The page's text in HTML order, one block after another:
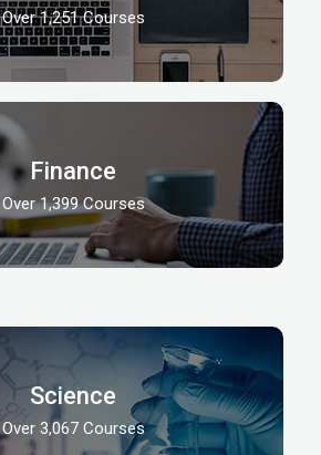
Over 1,251 Courses
Finance
Over 1,399 Courses
Science
Over 3,067 Courses